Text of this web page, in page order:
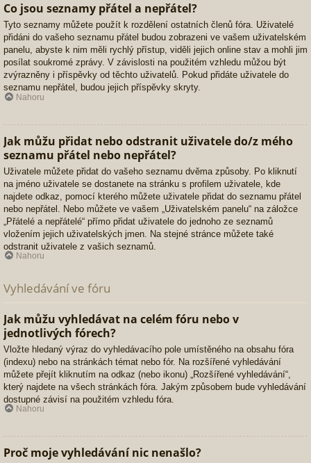
Co jsou seznamy přátel a nepřátel?
Tyto seznamy můžete použít k rozdělení ostatních členů fóra. Uživatelé
přidáni do vašeho seznamu přátel budou zobrazeni ve vašem uživatelském
panelu, abyste k nim měli rychlý přístup, viděli jejich online stav a mohli jim
posílat soukromé zprávy. V závislosti na použitém vzhledu můžou být
zvýrazněny i příspěvky od těchto uživatelů. Pokud přidáte uživatele do
seznamu nepřátel, budou jejich příspěvky skryty.
Nahoru
Jak můžu přidat nebo odstranit uživatele do/z mého
seznamu přátel nebo nepřátel?
Uživatele můžete přidat do vašeho seznamu dvěma způsoby. Po kliknutí
na jméno uživatele se dostanete na stránku s profilem uživatele, kde
najdete odkaz, pomocí kterého můžete uživatele přidat do seznamu přátel
nebo nepřátel. Nebo můžete ve vašem „Uživatelském panelu“ na záložce
„Přátelé a nepřátelé“ přímo přidat uživatele do jednoho ze seznamů
vložením jejich uživatelských jmen. Na stejné stránce můžete také
odstranit uživatele z vašich seznamů.
Nahoru
Vyhledávání ve fóru
Jak můžu vyhledávat na celém fóru nebo v
jednotlivých fórech?
Vložte hledaný výraz do vyhledávacího pole umístěného na obsahu fóra
(indexu) nebo na stránkách témat nebo fór. Na rozšířené vyhledávání
můžete přejít kliknutím na odkaz (nebo ikonu) „Rozšířené vyhledávání“,
který najdete na všech stránkách fóra. Jakým způsobem bude vyhledávání
dostupné závisí na použitém vzhledu fóra.
Nahoru
Proč moje vyhledávání nic nenašlo?